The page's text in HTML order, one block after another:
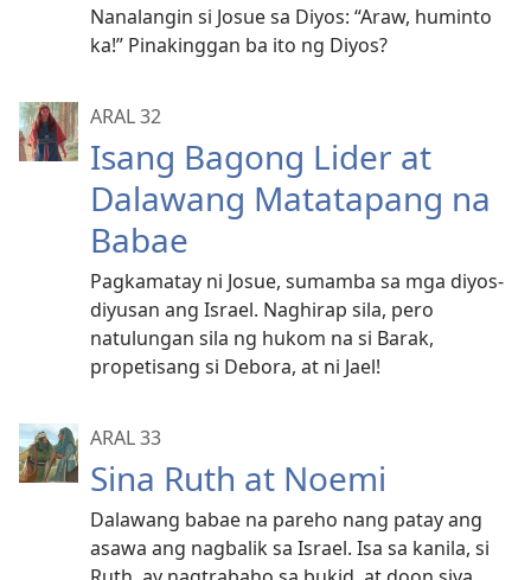
Nanalangin si Josue sa Diyos: “Araw, huminto
ka!” Pinakinggan ba ito ng Diyos?
ARAL 32
Isang Bagong Lider at
Dalawang Matatapang na
Babae
Pagkamatay ni Josue, sumamba sa mga diyos-
diyusan ang Israel. Naghirap sila, pero
natulungan sila ng hukom na si Barak,
propetisang si Debora, at ni Jael!
ARAL 33
Sina Ruth at Noemi
Dalawang babae na pareho nang patay ang
asawa ang nagbalik sa Israel. Isa sa kanila, si